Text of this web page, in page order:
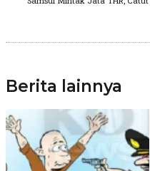
Berita lainnya